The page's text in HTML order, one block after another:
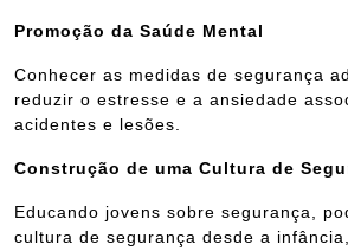
Promoção da Saúde Mental
Conhecer as medidas de segurança
reduzir o estresse e a ansiedade
acidentes e lesões.
Construção de uma Cultura de
Educando jovens sobre segurança,
cultura de segurança desde a